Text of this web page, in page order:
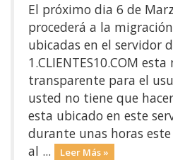
El próximo dia 6 de
procederá a la
ubicadas en el servidor
1.CLIENTES10.COM
transparente para el
usted no tiene que
esta ubicado en este
durante unas horas este
al ...
Leer Más »